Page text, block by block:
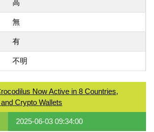
高
無
有
不明
Now Active in 8 Countries,
Crypto Wallets
2025-06-03 09:34:00